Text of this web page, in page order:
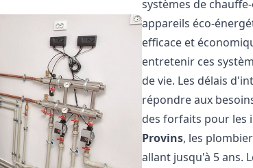
systèmes de
appareils éco-
efficace et
entretenir ces
de vie. Les délais
répondre aux
des forfaits pour les
Provins, les
allant jusqu'à 5 ans.